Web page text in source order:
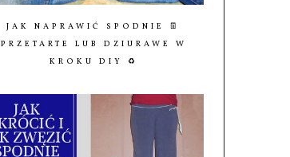
JAK NAPRAWIĆ SPODNIE 👖
PRZETARTE LUB DZIURAWE W
KROKU DIY ♻️